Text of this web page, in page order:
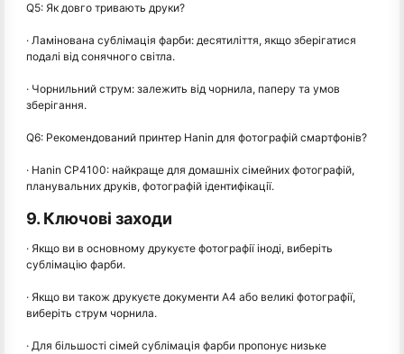
Q5: Як довго тривають друки?
· Ламінована сублімація фарби: десятиліття, якщо зберігатися
подалі від сонячного світла.
· Чорнильний струм: залежить від чорнила, паперу та умов
зберігання.
Q6: Рекомендований принтер Hanin для фотографій смартфонів?
· Hanin CP4100: найкраще для домашніх сімейних фотографій,
планувальних друків, фотографій ідентифікації.
9. Ключові заходи
· Якщо ви в основному друкуєте фотографії іноді, виберіть
сублімацію фарби.
· Якщо ви також друкуєте документи A4 або великі фотографії,
виберіть струм чорнила.
· Для більшості сімей сублімація фарби пропонує низьке